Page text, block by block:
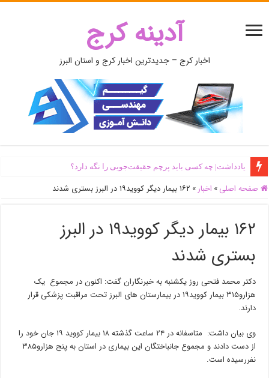
آدینه کرج
اخبار کرج – جدیدترین اخبار کرج و استان البرز
یادداشت| ‌چه کسی باید پرچم حقیقت‌جویی را نگه دارد؟
صفحه اصلی » اخبار » ۱۶۲ بیمار دیگر کووید۱۹ در البرز بستری شدند
۱۶۲ بیمار دیگر کووید۱۹ در البرز
بستری شدند
دکتر محمد فتحی روز یکشنبه به خبرنگاران گفت: اکنون در مجموع یک
هزارو۳۱۵ بیمار کووید۱۹ در بیمارستان های البرز تحت مراقبت پزشکی قرار
دارند.
وی بیان داشت: متاسفانه در ۲۴ ساعت گذشته ۱۸ بیمار کووید ۱۹ جان خود را
از دست دادند و مجموع جانباختگان این بیماری در استان به پنج هزارو۳۸۵
نفررسیده است.